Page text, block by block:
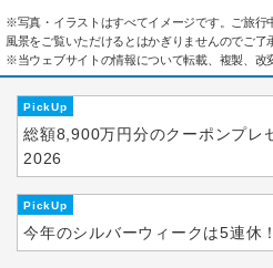
※写真・イラストはすべてイメージです。ご旅行
風景をご覧いただけるとはかぎりませんのでご了
※当ウェブサイトの情報について転載、複製、改
PickUp
総額8,900万円分のクーポンプレ
2026
PickUp
今年のシルバーウィークは5連休！